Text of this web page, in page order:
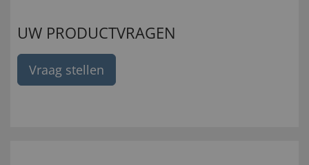
UW PRODUCTVRAGEN
Vraag stellen